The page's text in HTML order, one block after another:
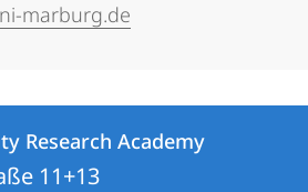
marburg.de
Research Academy
11+13